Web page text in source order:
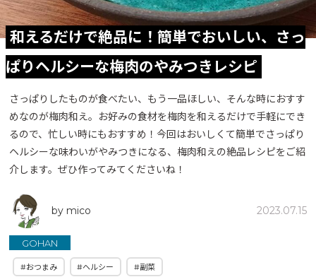
和えるだけで絶品に！簡単でおいしい、さっ
ぱりヘルシーな梅肉のやみつきレシピ
さっぱりしたものが食べたい、もう一品ほしい、そんな時におすす
めなのが梅肉和え。お好みの食材を梅肉を和えるだけで手軽にでき
るので、忙しい時にもおすすめ！今回はおいしくて簡単でさっぱり
ヘルシーな味わいがやみつきになる、梅肉和えの絶品レシピをご紹
介します。ぜひ作ってみてくださいね！
by mico 2023.07.15
GOHAN
#おつまみ #ヘルシー #副菜